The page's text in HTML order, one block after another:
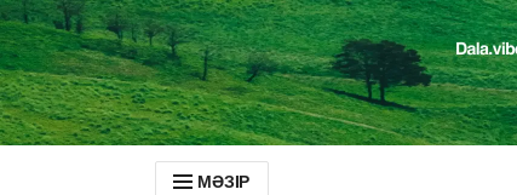
МӘЗІР